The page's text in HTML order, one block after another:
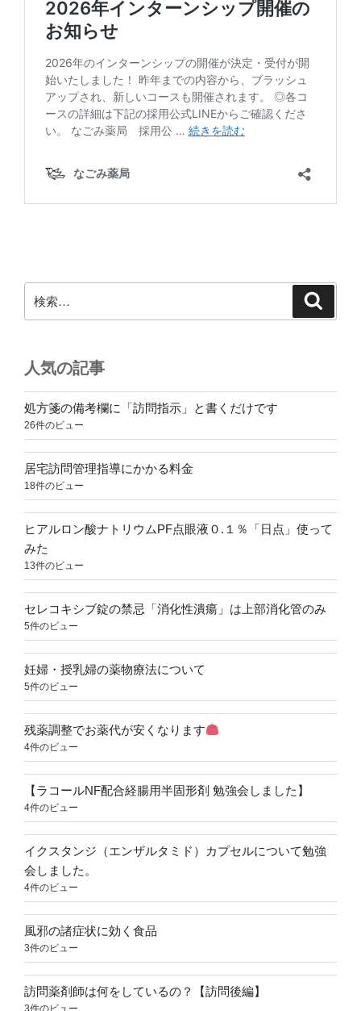
索:
人気の記事
処方箋の備考欄に「訪問指示」と書くだけです
26件のビュー
居宅訪問管理指導にかかる料金
18件のビュー
ヒアルロン酸ナトリウムPF点眼液０.１％「日点」使って
みた
13件のビュー
セレコキシブ錠の禁忌「消化性潰瘍」は上部消化管のみ
5件のビュー
妊婦・授乳婦の薬物療法について
5件のビュー
残薬調整でお薬代が安くなります
4件のビュー
【ラコールNF配合経腸用半固形剤 勉強会しました】
4件のビュー
イクスタンジ（エンザルタミド）カプセルについて勉強
会しました。
4件のビュー
風邪の諸症状に効く食品
3件のビュー
訪問薬剤師は何をしているの？【訪問後編】
3件のビュー